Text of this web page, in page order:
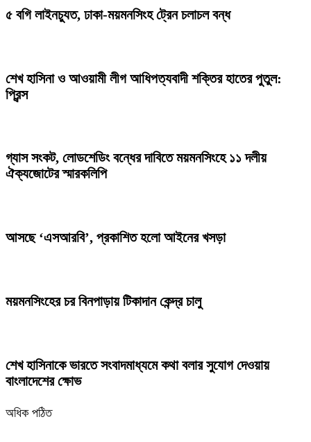
৫ বগি লাইনচ্যুত, ঢাকা-ময়মনসিংহ ট্রেন চলাচল বন্ধ
শেখ হাসিনা ও আওয়ামী লীগ আধিপত্যবাদী শক্তির হাতের পুতুল:
প্রিন্স
গ্যাস সংকট, লোডশেডিং বন্ধের দাবিতে ময়মনসিংহে ১১ দলীয়
ঐক্যজোটের স্মারকলিপি
আসছে ‘এসআরবি’, প্রকাশিত হলো আইনের খসড়া
ময়মনসিংহের চর বিনপাড়ায় টিকাদান কেন্দ্র চালু
শেখ হাসিনাকে ভারতে সংবাদমাধ্যমে কথা বলার সুযোগ দেওয়ায়
বাংলাদেশের ক্ষোভ
অধিক পঠিত